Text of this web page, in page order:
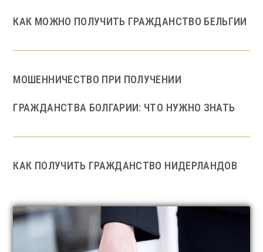
КАК МОЖНО ПОЛУЧИТЬ ГРАЖДАНСТВО БЕЛЬГИИ
МОШЕННИЧЕСТВО ПРИ ПОЛУЧЕНИИ
ГРАЖДАНСТВА БОЛГАРИИ: ЧТО НУЖНО ЗНАТЬ
КАК ПОЛУЧИТЬ ГРАЖДАНСТВО НИДЕРЛАНДОВ